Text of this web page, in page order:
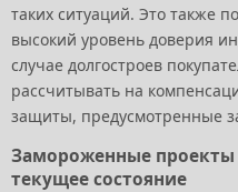
таких ситуаций. Это также
высокий уровень доверия
случае долгостроев
рассчитывать на
защиты, предусмотренные
Замороженные
текущее состояние